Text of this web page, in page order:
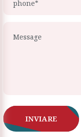
INVIARE